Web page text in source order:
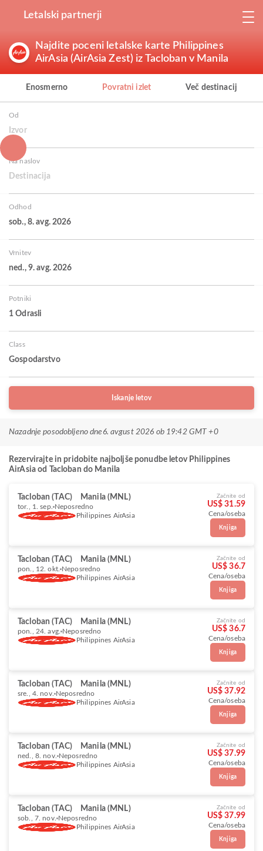
Letalski partnerji
Najdite poceni letalske karte Philippines
AirAsia (AirAsia Zest) iz Tacloban v Manila
Enosmerno Povratni izlet Več destinacij
Od
Izvor
Na naslov
Destinacija
Odhod
sob., 8. avg. 2026
Vrnitev
ned., 9. avg. 2026
Potniki
1 Odrasli
Class
Gospodarstvo
Iskanje letov
Nazadnje posodobljeno dne 6. avgust 2026 ob 19:42 GMT +0
Rezervirajte in pridobite najboljše ponudbe letov Philippines
AirAsia od Tacloban do Manila
Tacloban (TAC) Manila (MNL)
tor., 1. sep. Neposredno
Philippines AirAsia
Začnite od
US$ 31.59
Cena/oseba
Knjiga
Tacloban (TAC) Manila (MNL)
pon., 12. okt. Neposredno
Philippines AirAsia
Začnite od
US$ 36.7
Cena/oseba
Knjiga
Tacloban (TAC) Manila (MNL)
pon., 24. avg. Neposredno
Philippines AirAsia
Začnite od
US$ 36.7
Cena/oseba
Knjiga
Tacloban (TAC) Manila (MNL)
sre., 4. nov. Neposredno
Philippines AirAsia
Začnite od
US$ 37.92
Cena/oseba
Knjiga
Tacloban (TAC) Manila (MNL)
ned., 8. nov. Neposredno
Philippines AirAsia
Začnite od
US$ 37.99
Cena/oseba
Knjiga
Tacloban (TAC) Manila (MNL)
sob., 7. nov. Neposredno
Philippines AirAsia
Začnite od
US$ 37.99
Cena/oseba
Knjiga